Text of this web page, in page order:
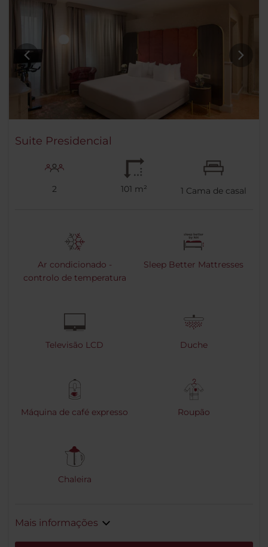
Suite Presidencial
2 101 m² 1 Cama de casal
Ar condicionado -
controlo de temperatura
Sleep Better Mattresses
Televisão LCD Duche
Máquina de café expresso Roupão
Chaleira
Mais informações